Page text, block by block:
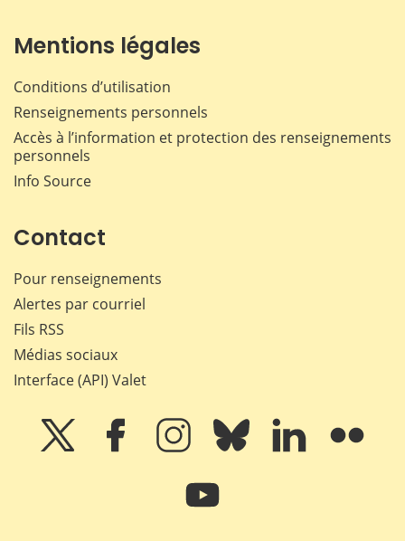
Mentions légales
Conditions d’utilisation
Renseignements personnels
Accès à l’information et protection des renseignements
personnels
Info Source
Contact
Pour renseignements
Alertes par courriel
Fils RSS
Médias sociaux
Interface (API) Valet